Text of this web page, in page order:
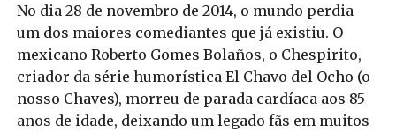
No dia 28 de novembro de 2014, o mundo perdia
um dos maiores comediantes que já existiu. O
mexicano Roberto Gomes Bolaños, o Chespirito,
criador da série humorística El Chavo del Ocho (o
nosso Chaves), morreu de parada cardíaca aos 85
anos de idade, deixando um legado fãs em muitos